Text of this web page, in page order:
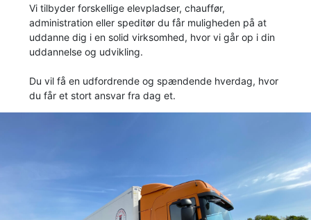
Vi tilbyder forskellige elevpladser, chauffør,
administration eller speditør du får muligheden på at
uddanne dig i en solid virksomhed, hvor vi går op i din
uddannelse og udvikling.
Du vil få en udfordrende og spændende hverdag, hvor
du får et stort ansvar fra dag et.